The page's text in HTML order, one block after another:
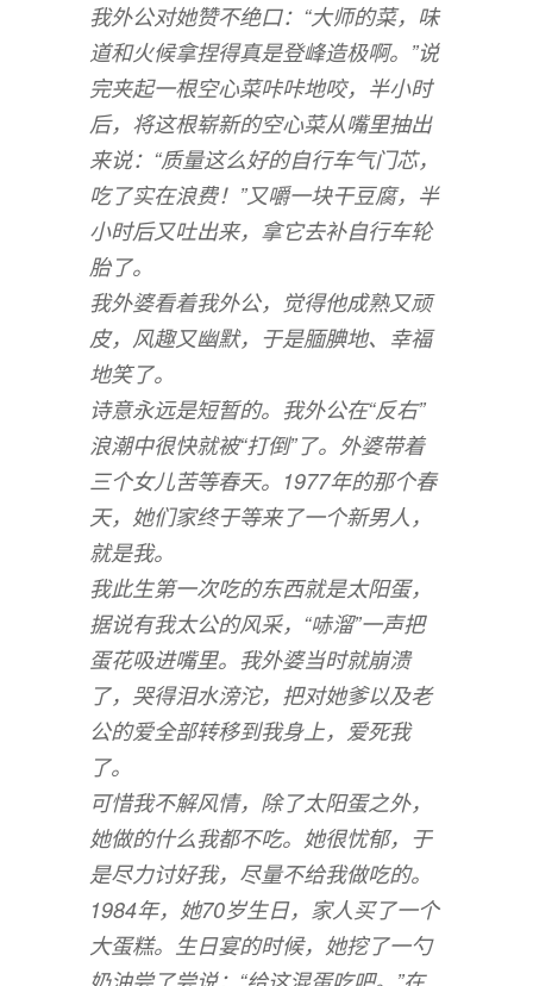
我外公对她赞不绝口：“大师的菜，味
道和火候拿捏得真是登峰造极啊。”说
完夹起一根空心菜咔咔地咬，半小时
后，将这根崭新的空心菜从嘴里抽出
来说：“质量这么好的自行车气门芯，
吃了实在浪费！”又嚼一块干豆腐，半
小时后又吐出来，拿它去补自行车轮
胎了。
我外婆看着我外公，觉得他成熟又顽
皮，风趣又幽默，于是腼腆地、幸福
地笑了。
诗意永远是短暂的。我外公在“反右”
浪潮中很快就被“打倒”了。外婆带着
三个女儿苦等春天。1977年的那个春
天，她们家终于等来了一个新男人，
就是我。
我此生第一次吃的东西就是太阳蛋，
据说有我太公的风采，“哧溜”一声把
蛋花吸进嘴里。我外婆当时就崩溃
了，哭得泪水滂沱，把对她爹以及老
公的爱全部转移到我身上，爱死我
了。
可惜我不解风情，除了太阳蛋之外，
她做的什么我都不吃。她很忧郁，于
是尽力讨好我，尽量不给我做吃的。
1984年，她70岁生日，家人买了一个
大蛋糕。生日宴的时候，她挖了一勺